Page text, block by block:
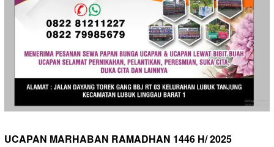
UCAPAN MARHABAN RAMADHAN 1446 H/ 2025